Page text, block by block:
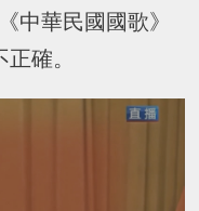
中華民國國歌》
確。